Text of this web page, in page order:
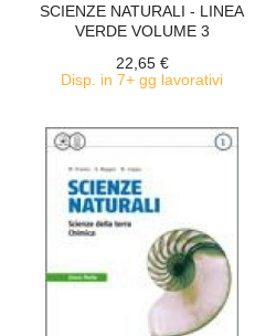
SCIENZE NATURALI - LINEA
VERDE VOLUME 3
22,65 €
Disp. in 7+ gg lavorativi